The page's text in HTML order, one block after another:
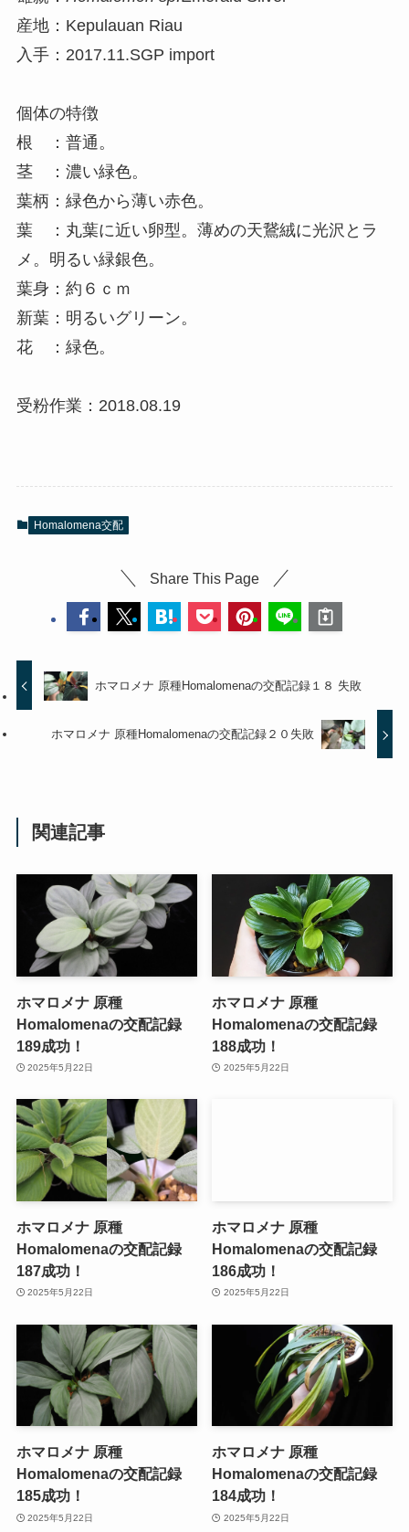
産地：Kepulauan Riau
入手：2017.11.SGP import
個体の特徴
根 ：普通。
茎 ：濃い緑色。
葉柄：緑色から薄い赤色。
葉 ：丸葉に近い卵型。薄めの天鵞絨に光沢とラ
メ。明るい緑銀色。
葉身：約６ｃｍ
新葉：明るいグリーン。
花 ：緑色。
受粉作業：2018.08.19
Homalomena交配
Share This Page
ホマロメナ 原種Homalomenaの交配記録１８ 失敗
ホマロメナ 原種Homalomenaの交配記録２０失敗
関連記事
ホマロメナ 原種
Homalomenaの交配記録
189成功！
2025年5月22日
ホマロメナ 原種
Homalomenaの交配記録
188成功！
2025年5月22日
ホマロメナ 原種
Homalomenaの交配記録
187成功！
2025年5月22日
ホマロメナ 原種
Homalomenaの交配記録
186成功！
2025年5月22日
ホマロメナ 原種
Homalomenaの交配記録
185成功！
2025年5月22日
ホマロメナ 原種
Homalomenaの交配記録
184成功！
2025年5月22日